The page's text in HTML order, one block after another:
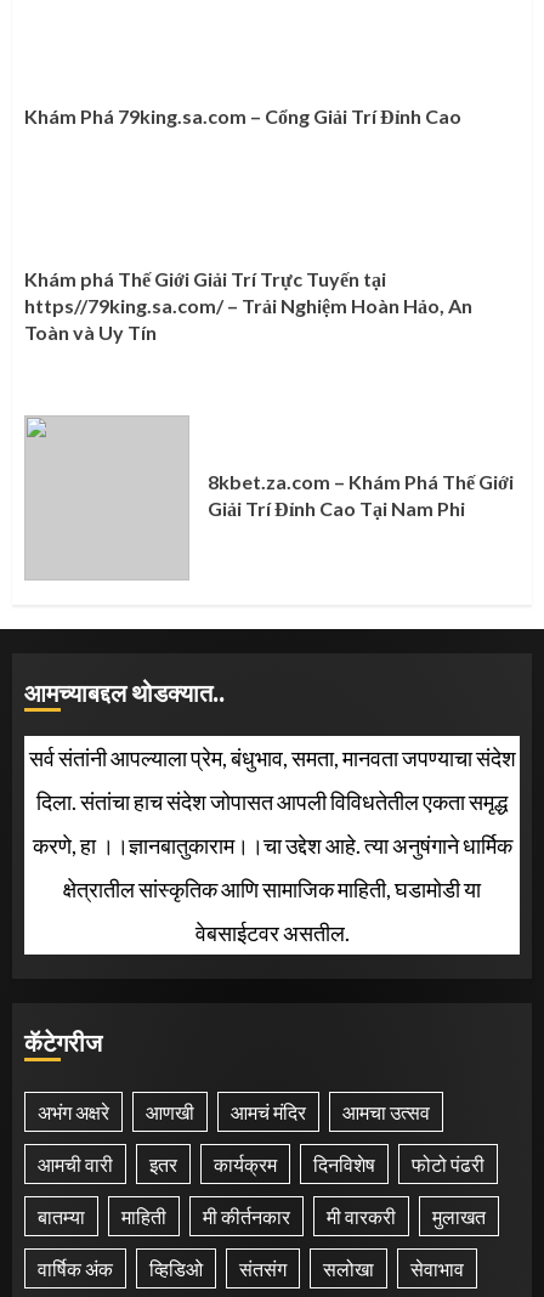
Khám Phá 79king.sa.com – Cổng Giải Trí Đỉnh Cao
Khám phá Thế Giới Giải Trí Trực Tuyến tại
https//79king.sa.com/ – Trải Nghiệm Hoàn Hảo, An
Toàn và Uy Tín
8kbet.za.com – Khám Phá Thế Giới
Giải Trí Đỉnh Cao Tại Nam Phi
आमच्याबद्दल थोडक्यात..
सर्व संतांनी आपल्याला प्रेम, बंधुभाव, समता, मानवता जपण्याचा संदेश
दिला. संतांचा हाच संदेश जोपासत आपली विविधतेतील एकता समृद्ध
करणे, हा ।।ज्ञानबातुकाराम।।चा उद्देश आहे. त्या अनुषंगाने धार्मिक
क्षेत्रातील सांस्कृतिक आणि सामाजिक माहिती, घडामोडी या
वेबसाईटवर असतील.
कॅटेगरीज
अभंग अक्षरे आणखी आमचं मंदिर आमचा उत्सव
आमची वारी इतर कार्यक्रम दिनविशेष फोटो पंढरी
बातम्या माहिती मी कीर्तनकार मी वारकरी मुलाखत
वार्षिक अंक व्हिडिओ संतसंग सलोखा सेवाभाव